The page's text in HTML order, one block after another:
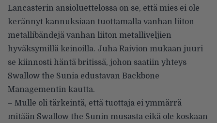
Lancasterin ansioluettelossa on se, että mies ei ole
kerännyt kannuksiaan tuottamalla vanhan liiton
metallibändejä vanhan liiton metalliveljien
hyväksymillä keinoilla. Juha Raivion mukaan juuri
se kiinnosti häntä britissä, johon saatiin yhteys
Swallow the Sunia edustavan Backbone
Managementin kautta.
– Mulle oli tärkeintä, että tuottaja ei ymmärrä
mitään Swallow the Sunin musasta eikä ole koskaan